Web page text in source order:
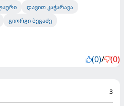
დავით კაჭარავა
გიორგი ბეგაძე
(0)/ (0)
3